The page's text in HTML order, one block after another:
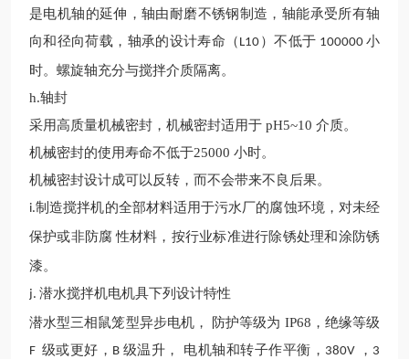
是电机轴的延伸，轴由耐磨不锈钢制造，轴能承受所有轴
向和径向荷载 ， 轴承的设计寿命（ L10 ）不低于 100000小
时。螺旋轴充分与搅拌介质隔离。
h.轴封
采用高质量机械密封，机械密封适用于 pH5~10 介质。
机械密封的使用寿命不低于25000 小时。
机械密封设计成可以反转，而不会带来不良后果。
i.制造搅拌机的全部材料适用于污水厂的腐蚀环境，对未经
保护或非防腐 性材料，按行业标准进行除锈处理和涂防锈
漆。
j. 潜水搅拌机电机具下列设计特性
潜水型三相鼠笼型异步电机，
防护等级为 IP68 ，绝缘等级
F 级或更好， B 级温升， 电机轴和转子作平衡， 380V ， 3